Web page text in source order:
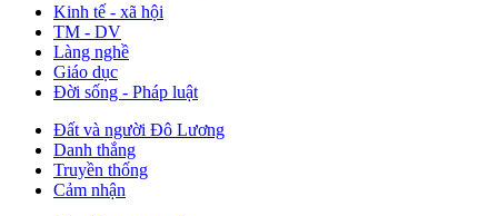
Kinh tế - xã hội
TM - DV
Làng nghề
Giáo dục
Đời sống - Pháp luật
Đất và người Đô Lương
Danh thắng
Truyền thống
Cảm nhận